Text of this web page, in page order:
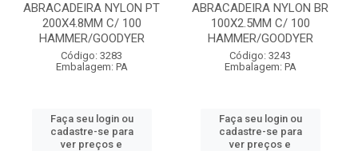
ABRACADEIRA NYLON PT
200X4.8MM C/ 100
HAMMER/GOODYER
Código: 3283
Embalagem: PA
Faça seu login ou
cadastre-se para
ver preços e
ABRACADEIRA NYLON BR
100X2.5MM C/ 100
HAMMER/GOODYER
Código: 3243
Embalagem: PA
Faça seu login ou
cadastre-se para
ver preços e